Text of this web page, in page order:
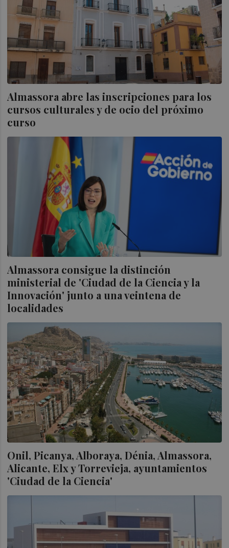
Almassora abre las inscripciones para los
cursos culturales y de ocio del próximo
curso
Almassora consigue la distinción
ministerial de 'Ciudad de la Ciencia y la
Innovación' junto a una veintena de
localidades
Onil, Picanya, Alboraya, Dénia, Almassora,
Alicante, Elx y Torrevieja, ayuntamientos
'Ciudad de la Ciencia'